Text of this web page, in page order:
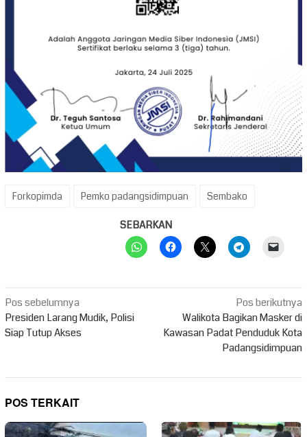
Forkopimda Pemko padangsidimpuan Sembako
SEBARKAN
Navigasi
pos
Pos sebelumnya
Presiden Larang Mudik, Polisi
Siap Tutup Akses
Pos berikutnya
Walikota Bagikan Masker di
Kawasan Padat Penduduk Kota
Padangsidimpuan
POS TERKAIT